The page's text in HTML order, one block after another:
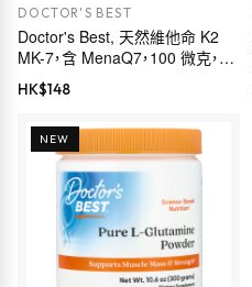
DOCTOR'S BEST
Doctor's Best, 天然維他命 K2
MK-7，含 MenaQ7，100 微克，60
粒素食膠囊
HK$148
NEW